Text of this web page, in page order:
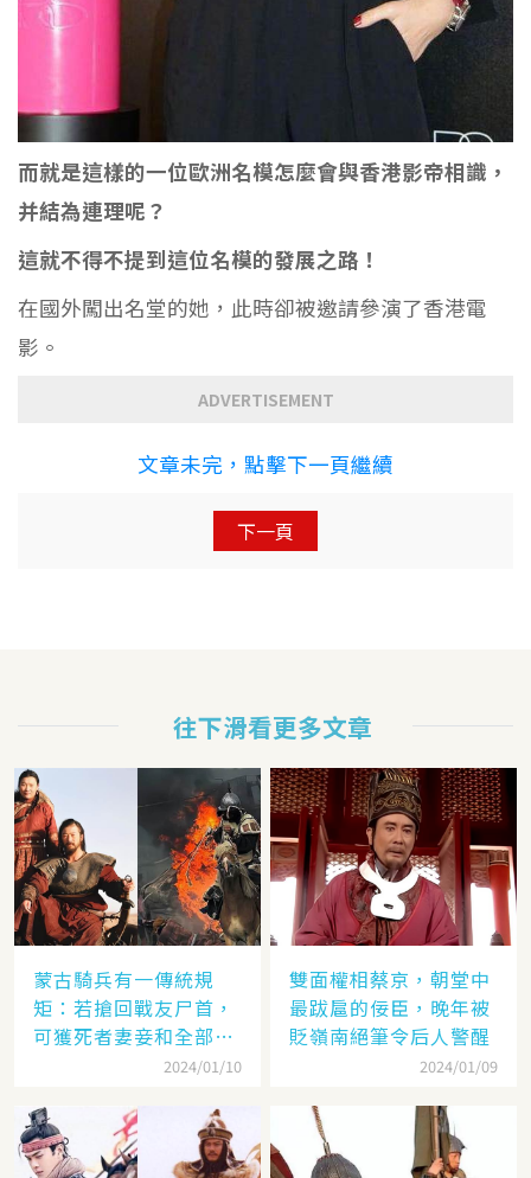
而就是這樣的一位歐洲名模怎麼會與香港影帝相識，
并結為連理呢？
這就不得不提到這位名模的發展之路！
在國外闖出名堂的她，此時卻被邀請參演了香港電
影。
ADVERTISEMENT
文章未完，點擊下一頁繼續
下一頁
往下滑看更多文章
蒙古騎兵有一傳統規
矩：若搶回戰友尸首，
可獲死者妻妾和全部牲
2024/01/10
雙面權相蔡京，朝堂中
最跋扈的佞臣，晚年被
貶嶺南絕筆令后人警醒
2024/01/09